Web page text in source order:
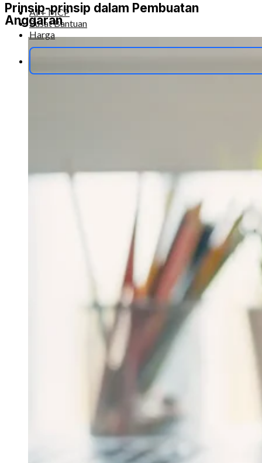
AI + MCP
Pusat Bantuan
Harga
Prinsip-prinsip dalam Pembuatan
Anggaran